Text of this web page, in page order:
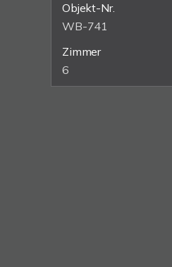
Objekt-Nr.
WB-741
Zimmer
6